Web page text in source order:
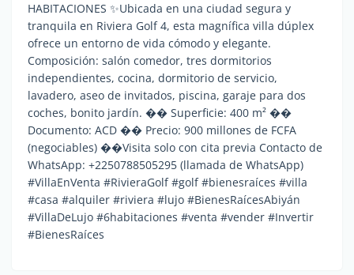
HABITACIONES ✨Ubicada en una ciudad segura y
tranquila en Riviera Golf 4, esta magnífica villa dúplex
ofrece un entorno de vida cómodo y elegante.
Composición: salón comedor, tres dormitorios
independientes, cocina, dormitorio de servicio,
lavadero, aseo de invitados, piscina, garaje para dos
coches, bonito jardín. �� Superficie: 400 m² ��
Documento: ACD �� Precio: 900 millones de FCFA
(negociables) ��Visita solo con cita previa Contacto de
WhatsApp: +2250788505295 (llamada de WhatsApp)
#VillaEnVenta #RivieraGolf #golf #bienesraíces #villa
#casa #alquiler #riviera #lujo #BienesRaícesAbiyán
#VillaDeLujo #6habitaciones #venta #vender #Invertir
#BienesRaíces